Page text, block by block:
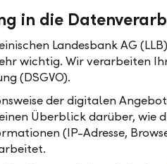
unbefristet |
(Österreich) AG | Wien |
in die
Landesbank AG
wichtig. Wir verarbeiten
(DSGVO).
der digitalen
Überblick darüber, wie
(IP-Adresse,